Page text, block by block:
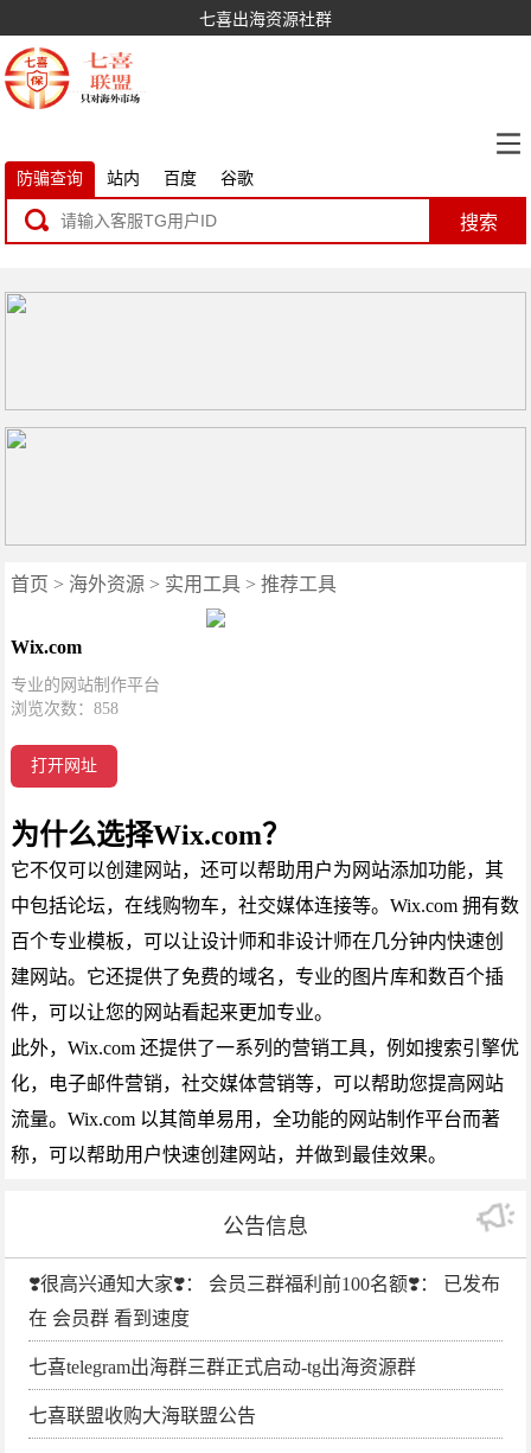
七喜出海资源社群
防骗查询 站内 百度 谷歌
搜索
首页 > 海外资源 > 实用工具 >推荐工具
Wix.com
专业的网站制作平台
浏览次数：858
打开网址
为什么选择Wix.com？
它不仅可以创建网站，还可以帮助用户为网站添加功能，其
中包括论坛，在线购物车，社交媒体连接等。Wix.com 拥有数
百个专业模板，可以让设计师和非设计师在几分钟内快速创
建网站。它还提供了免费的域名，专业的图片库和数百个插
件，可以让您的网站看起来更加专业。
此外，Wix.com 还提供了一系列的营销工具，例如搜索引擎优
化，电子邮件营销，社交媒体营销等，可以帮助您提高网站
流量。Wix.com 以其简单易用，全功能的网站制作平台而著
称，可以帮助用户快速创建网站，并做到最佳效果。
公告信息
❣️很高兴通知大家❣️： 会员三群福利前100名额❣️： 已发布
在 会员群 看到速度
七喜telegram出海群三群正式启动-tg出海资源群
七喜联盟收购大海联盟公告